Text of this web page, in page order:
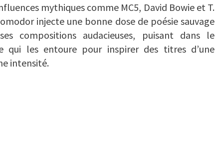
mythiques comme MC5, David Bowie et T.
injecte une bonne dose de poésie sauvage
compositions audacieuses, puisant dans le
qui les entoure pour inspirer des titres d’une
intensité.